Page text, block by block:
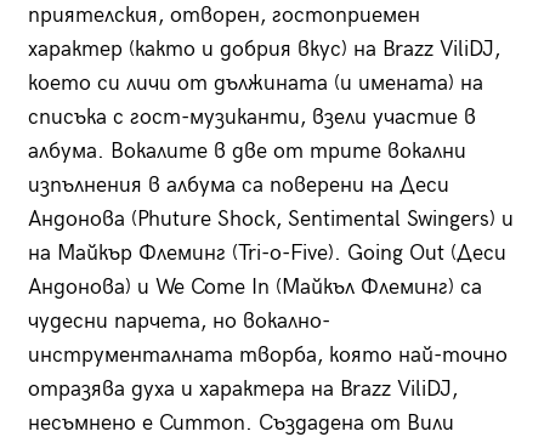
приятелския, отворен, гостоприемен
характер (както и добрия вкус) на Brazz ViliDJ,
което си личи от дължината (и имената) на
списъка с гост-музиканти, взели участие в
албума. Вокалите в две от трите вокални
изпълнения в албума са поверени на Деси
Андонова (Phuture Shock, Sentimental Swingers) и
на Майкър Флеминг (Tri-o-Five). Going Out (Деси
Андонова) и We Come In (Майкъл Флеминг) са
чудесни парчета, но вокално-
инструменталната творба, която най-точно
отразява духа и характера на Brazz ViliDJ,
несъмнено е Cummon. Създадена от Вили